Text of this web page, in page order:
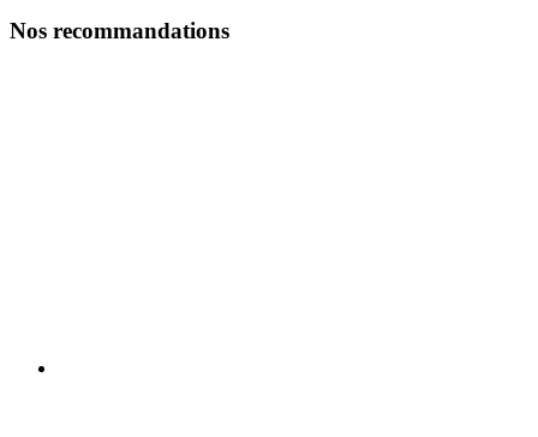
Nos recommandations